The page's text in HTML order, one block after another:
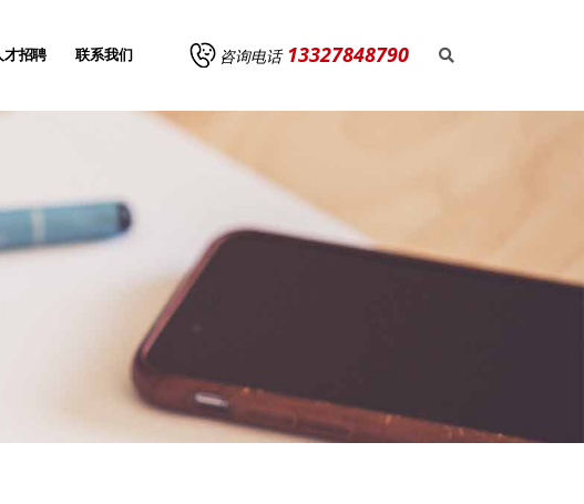
才招聘 联系我们 咨询电话 13327848790